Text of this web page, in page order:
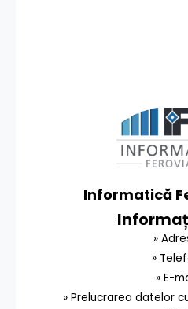
Informatică
»
»
» E-
» Prelucrarea datelor